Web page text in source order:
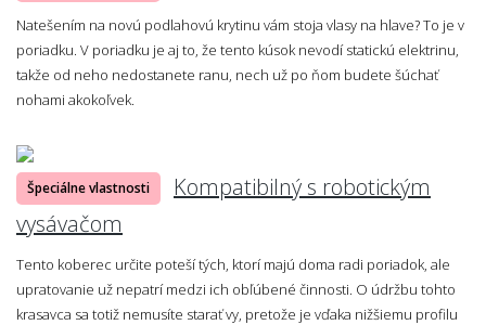
Natešením na novú podlahovú krytinu vám stoja vlasy na hlave? To je v
poriadku. V poriadku je aj to, že tento kúsok nevodí statickú elektrinu,
takže od neho nedostanete ranu, nech už po ňom budete šúchať
nohami akokoľvek.
Špeciálne vlastnosti
Kompatibilný s robotickým
vysávačom
Tento koberec určite poteší tých, ktorí majú doma radi poriadok, ale
upratovanie už nepatrí medzi ich obľúbené činnosti. O údržbu tohto
krasavca sa totiž nemusíte starať vy, pretože je vďaka nižšiemu profilu